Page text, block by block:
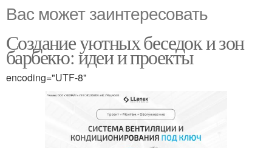
Вас может заинтересовать
Создание уютных беседок и зон
барбекю: идеи и проекты
encoding="UTF-8"